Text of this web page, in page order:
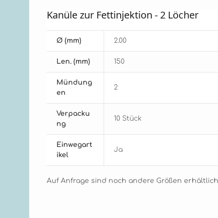
Kanüle zur Fettinjektion - 2 Löcher
Ø (mm) 2.00
Len. (mm) 150
Mündung
en
2
Verpacku
ng
10 Stück
Einwegart
ikel
Ja
Auf Anfrage sind noch andere Größen